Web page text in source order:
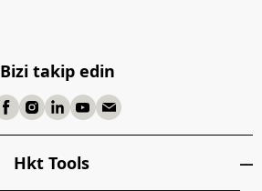
Bizi takip edin
Hkt Tools